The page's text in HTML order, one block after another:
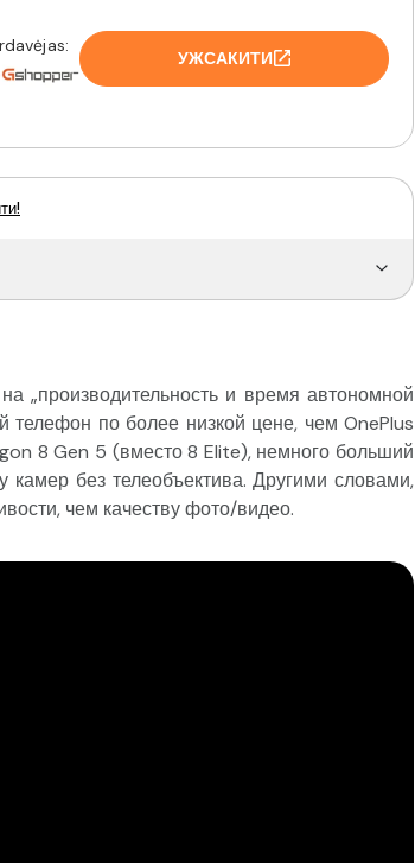
УЖСАКИТИ
„производительность и время автономной
телефон по более низкой цене, чем OnePlus
8 Gen 5 (вместо 8 Elite), немного больший
без телеобъектива. Другими словами,
чем качеству фото/видео.